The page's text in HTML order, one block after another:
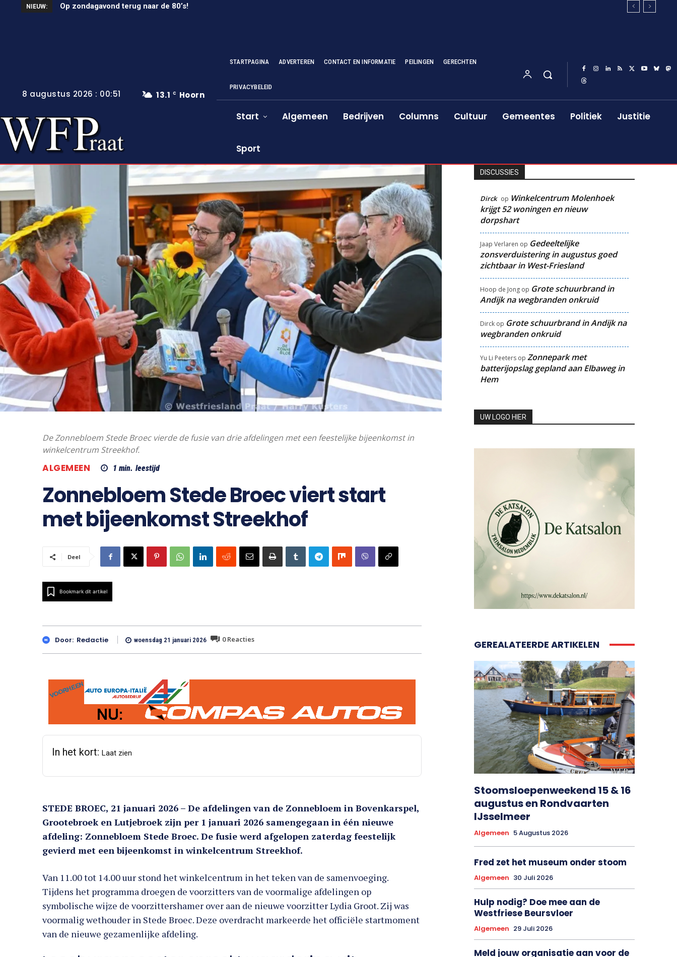
NIEUW: Op zondagavond terug naar de 80’s!
Unieke wielerkoers in Wervershoof
13.1 C Hoorn
8 augustus 2026 : 00:51
STARTPAGINA ADVERTEREN CONTACT EN INFORMATIE PEILINGEN GERECHTEN
PRIVACYBELEID
Start Algemeen Bedrijven Columns Cultuur Gemeentes Politiek Justitie
Sport
De Zonnebloem Stede Broec vierde de fusie van drie afdelingen met een feestelijke bijeenkomst in
winkelcentrum Streekhof.
ALGEMEEN 1 min. leestijd
Zonnebloem Stede Broec viert start
met bijeenkomst Streekhof
Deel
Bookmark dit artikel
Door: Redactie woensdag 21 januari 2026 0Reacties
In het kort: Laat zien
STEDE BROEC, 21 januari 2026 – De afdelingen van de Zonnebloem in Bovenkarspel,
Grootebroek en Lutjebroek zijn per 1 januari 2026 samengegaan in één nieuwe
afdeling: Zonnebloem Stede Broec. De fusie werd afgelopen zaterdag feestelijk
gevierd met een bijeenkomst in winkelcentrum Streekhof.
Van 11.00 tot 14.00 uur stond het winkelcentrum in het teken van de samenvoeging.
Tijdens het programma droegen de voorzitters van de voormalige afdelingen op
symbolische wijze de voorzittershamer over aan de nieuwe voorzitter Lydia Groot. Zij was
voormalig wethouder in Stede Broec. Deze overdracht markeerde het officiële startmoment
van de nieuwe gezamenlijke afdeling.
DISCUSSIES
Dirck op Winkelcentrum Molenhoek
krijgt 52 woningen en nieuw
dorpshart
Jaap Verlaren op Gedeeltelijke
zonsverduistering in augustus goed
zichtbaar in West-Friesland
Hoop de Jongop Grote schuurbrand in
Andijk na wegbranden onkruid
Dirckop Grote schuurbrand in Andijk na
wegbranden onkruid
Yu Li Peetersop Zonnepark met
batterijopslag gepland aan Elbaweg in
Hem
UW LOGO HIER
GEREALATEERDE ARTIKELEN
Stoomsloepenweekend 15 & 16
augustus en Rondvaarten
IJsselmeer
Algemeen 5 Augustus 2026
Fred zet het museum onder stoom
Algemeen 30 Juli 2026
Hulp nodig? Doe mee aan de
Westfriese Beursvloer
Algemeen 29 Juli 2026